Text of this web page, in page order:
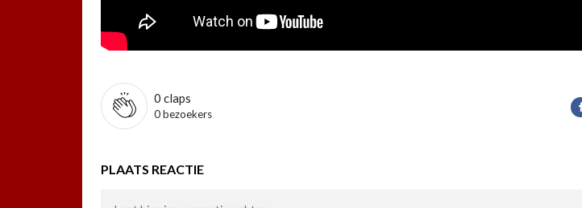
0 claps
0 bezoekers
PLAATS REACTIE